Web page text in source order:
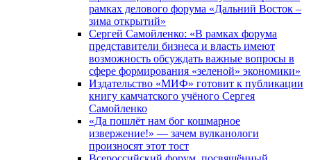
рамках делового форума «Дальний Восток –
зима открытий»
Сергей Самойленко: «В рамках форума
представители бизнеса и власть имеют
возможность обсуждать важные вопросы в
сфере формирования «зеленой» экономики»
Издательство «МИФ» готовит к публикации
книгу камчатского учёного Сергея
Самойленко
«Да пошлёт нам бог кошмарное
извержение!» — зачем вулканологи
произносят этот тост